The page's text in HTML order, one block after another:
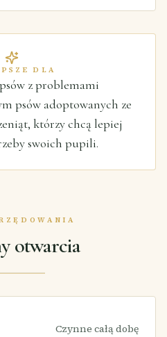
DLA
z problemami
psów adoptowanych ze
którzy chcą lepiej
swoich pupili.
otwarcia
Czynne całą dobę